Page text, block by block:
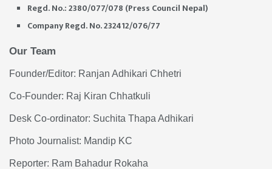
Regd. No.: 2380/077/078 (Press Council Nepal)
Company Regd. No. 232412/076/77
Our Team
Founder/Editor: Ranjan Adhikari Chhetri
Co-Founder: Raj Kiran Chhatkuli
Desk Co-ordinator: Suchita Thapa Adhikari
Photo Journalist: Mandip KC
Reporter: Ram Bahadur Rokaha